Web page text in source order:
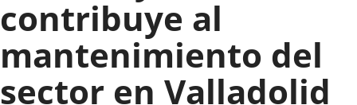
contribuye al
mantenimiento del
sector en Valladolid